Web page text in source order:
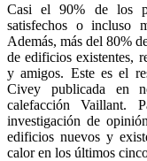
Casi el 90% de los
satisfechos o incluso
Además, más del 80%
de edificios existentes,
y amigos. Este es el
Civey publicada en
calefacción Vaillant.
investigación de
edificios nuevos y
calor en los últimos